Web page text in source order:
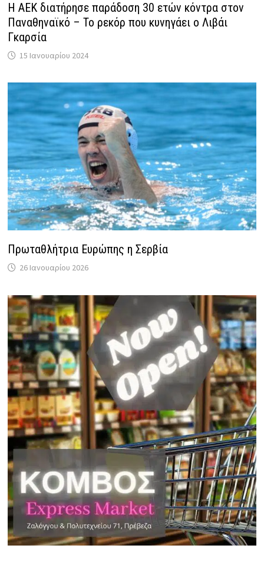
Η ΑΕΚ διατήρησε παράδοση 30 ετών κόντρα στον
Παναθηναϊκό – Το ρεκόρ που κυνηγάει ο Λιβάι
Γκαρσία
15 Ιανουαρίου 2024
Πρωταθλήτρια Ευρώπης η Σερβία
26 Ιανουαρίου 2026